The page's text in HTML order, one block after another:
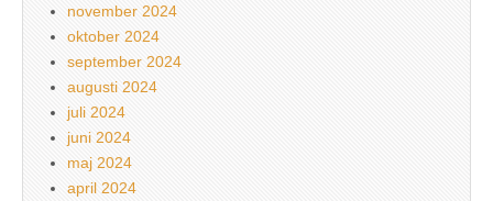
november 2024
oktober 2024
september 2024
augusti 2024
juli 2024
juni 2024
maj 2024
april 2024